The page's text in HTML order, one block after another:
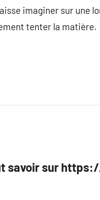
imaginer sur une
tenter la matière.
savoir sur